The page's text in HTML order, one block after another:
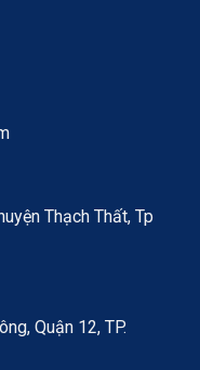
Thạch Thất, Tp
Quận 12, TP.